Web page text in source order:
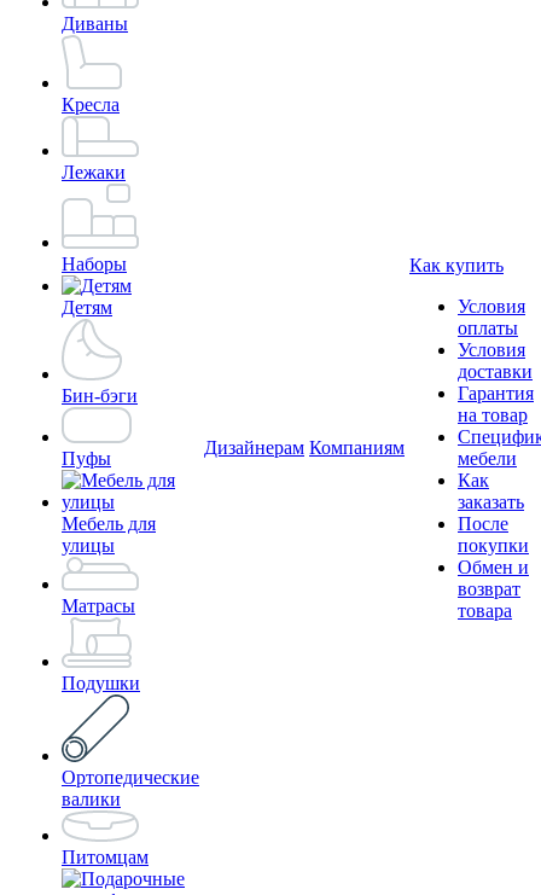
Диваны
Кресла
Лежаки
Наборы
Детям
Бин-бэги
Пуфы
Мебель для
улицы
Матрасы
Подушки
Ортопедические
валики
Питомцам
Дизайнерам Компаниям
Как купить
Условия
оплаты
Условия
доставки
Гарантия
на товар
мебели
Как
заказать
После
покупки
Обмен и
возврат
товара